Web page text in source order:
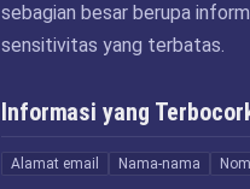
sebagian besar berupa
sensitivitas yang terbatas.
Informasi yang
Alamat email Nama-nama